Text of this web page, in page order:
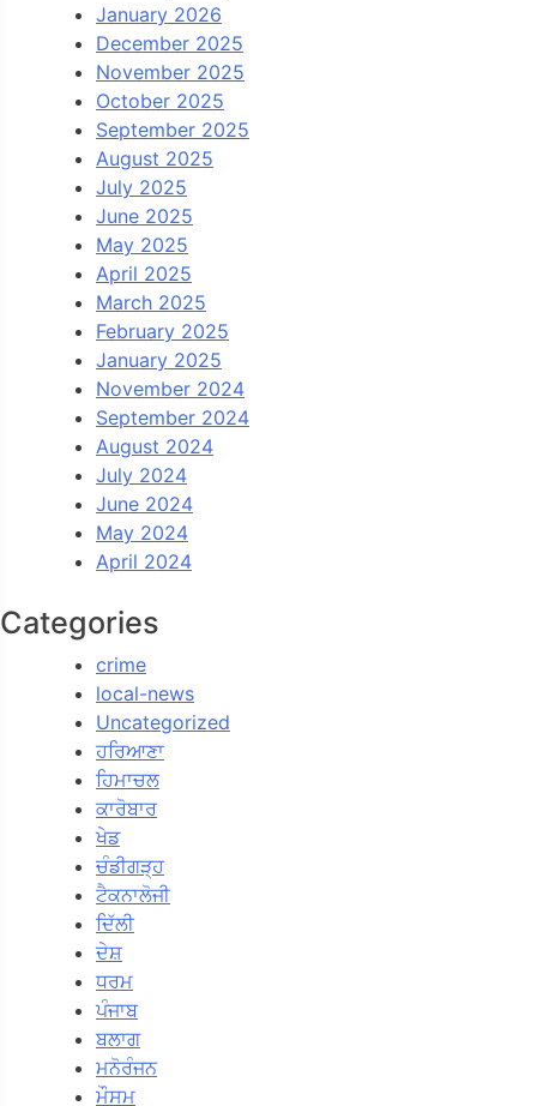
January 2026
December 2025
November 2025
October 2025
September 2025
August 2025
July 2025
June 2025
May 2025
April 2025
March 2025
February 2025
January 2025
November 2024
September 2024
August 2024
July 2024
June 2024
May 2024
April 2024
Categories
crime
local-news
Uncategorized
ਹਰਿਆਣਾ
ਹਿਮਾਚਲ
ਕਾਰੋਬਾਰ
ਖੇਡ
ਚੰਡੀਗੜ੍ਹ
ਟੈਕਨਾਲੋਜੀ
ਦਿੱਲੀ
ਦੇਸ਼
ਧਰਮ
ਪੰਜਾਬ
ਬਲਾਗ
ਮਨੋਰੰਜਨ
ਮੌਸਮ